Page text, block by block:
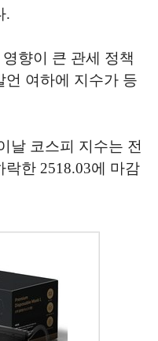
.
향이 큰 관세 정책
언 여하에 지수가 등
날 코스피 지수는 전
락한 2518.03에 마감